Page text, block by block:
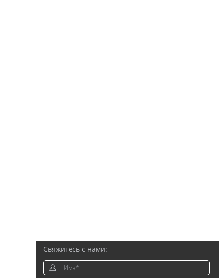
Свяжитесь с нами: